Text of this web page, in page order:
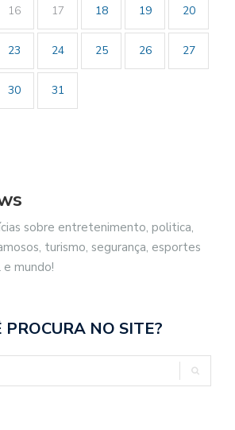
16 17 18 19 20
23 24 25 26 27
30 31
sobre entretenimento, politica,
turismo, segurança, esportes
mundo!
PROCURA NO SITE?